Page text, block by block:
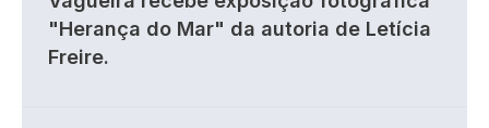
"Herança do Mar" da autoria de Letícia
Freire.